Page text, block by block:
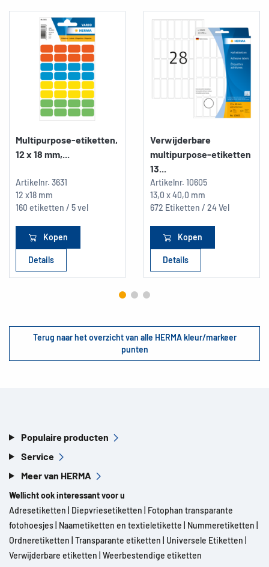
Multipurpose-etiketten,
12 x 18 mm,...
Artikelnr. 3631
12 x18 mm
160 etiketten / 5 vel
Kopen
Details
Verwijderbare
multipurpose-etiketten
13...
Artikelnr. 10605
13,0 x 40,0 mm
672 Etiketten / 24 Vel
Kopen
Details
Terug naar het overzicht van alle HERMA kleur/markeer
punten
Populaire producten
Service
Meer van HERMA
Wellicht ook interessant voor u
Adresetiketten
Diepvriesetiketten
Fotophan transparante
fotohoesjes Naametiketten en textieletikette Nummeretiketten
Ordneretiketten Transparante etiketten Universele Etiketten
Verwijderbare etiketten Weerbestendige etiketten